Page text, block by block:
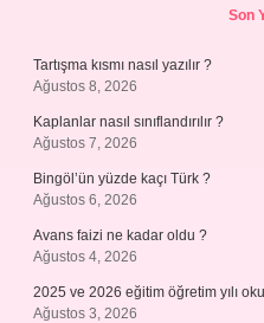
Son
Tartışma kısmı nasıl yazılır ?
Ağustos 8, 2026
Kaplanlar nasıl sınıflandırılır ?
Ağustos 7, 2026
Bingöl’ün yüzde kaçı Türk ?
Ağustos 6, 2026
Avans faizi ne kadar oldu ?
Ağustos 4, 2026
2025 ve 2026 eğitim öğretim yılı
Ağustos 3, 2026